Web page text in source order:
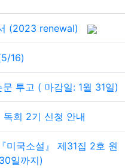
(2023 renewal)
16)
투고 ( 마감일: 1월 31일)
회 2기 신청 안내
미국소설』 제31집 2호 원
일까지)